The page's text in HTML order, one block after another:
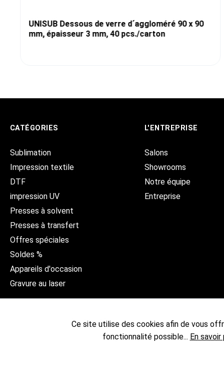
UNISUB Dessous de verre d´aggloméré 90 x 90
mm, épaisseur 3 mm, 40 pcs./carton
CATÉGORIES
Sublimation
Impression textile
DTF
impression UV
Presses à solvent
Presses à transfert
Offres spéciales
Soldes %
Appareils d'occasion
Gravure au laser
L'ENTREPRISE
Salons
Showrooms
Notre équipe
Entreprise
Ce site utilise des cookies afin de vous
fonctionnalité possible... En savoir